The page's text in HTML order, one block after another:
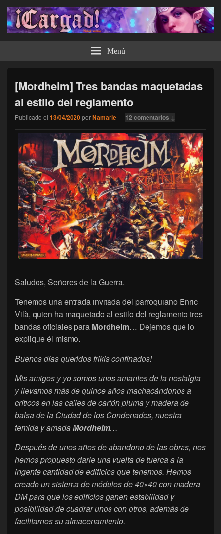
¡Cargad! Menú
[Mordheim] Tres bandas maquetadas
al estilo del reglamento
Publicado el 13/04/2020porNamarie— 12 comentarios ↓
Saludos, Señores de la Guerra.
Tenemos una entrada invitada del parroquiano Enric
Vilà, quien ha maquetado al estilo del reglamento tres
bandas oficiales para Mordheim… Dejemos que lo
explique él mismo.
Buenos días queridos frikis confinados!
Mis amigos y yo somos unos amantes de la nostalgia
y llevamos más de quince años machacándonos a
críticos en las calles de cartón pluma y madera de
balsa de la Ciudad de los Condenados, nuestra
temida y amadaMordheim…
Después de unos años de abandono de las obras, nos
hemos propuesto darle una vuelta de tuerca a la
ingente cantidad de edificios que tenemos. Hemos
creado un sistema de módulos de 40×40 con madera
DM para que los edificios ganen estabilidad y
posibilidad de cuadrar unos con otros, además de
facilitarnos su almacenamiento.